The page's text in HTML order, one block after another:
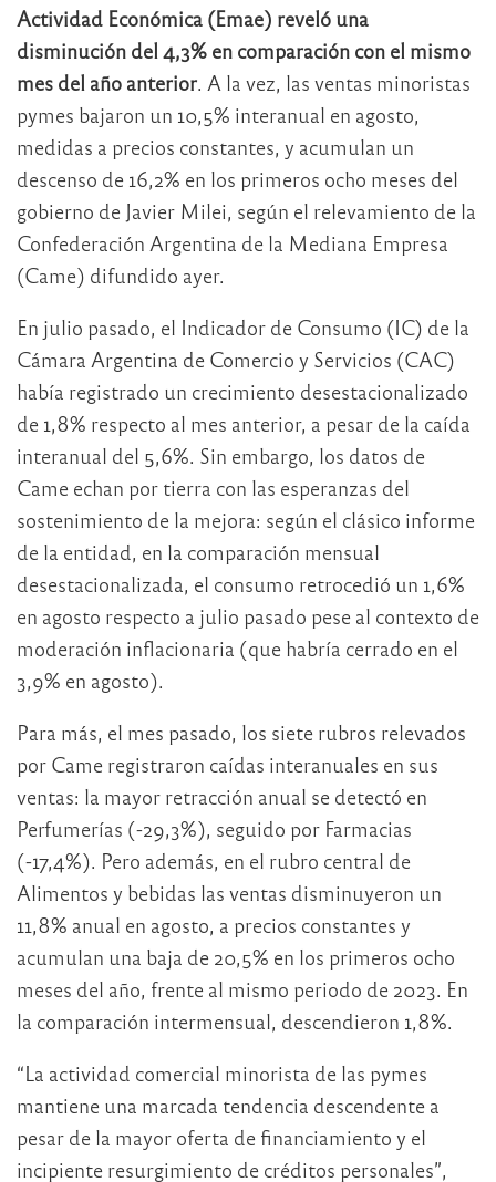
Actividad Económica (Emae) reveló una
disminución del 4,3% en comparación con el mismo
mes del año anterior. A la vez, las ventas minoristas
pymes bajaron un 10,5% interanual en agosto,
medidas a precios constantes, y acumulan un
descenso de 16,2% en los primeros ocho meses del
gobierno de Javier Milei, según el relevamiento de la
Confederación Argentina de la Mediana Empresa
(Came) difundido ayer.
En julio pasado, el Indicador de Consumo (IC) de la
Cámara Argentina de Comercio y Servicios (CAC)
había registrado un crecimiento desestacionalizado
de 1,8% respecto al mes anterior, a pesar de la caída
interanual del 5,6%. Sin embargo, los datos de
Came echan por tierra con las esperanzas del
sostenimiento de la mejora: según el clásico informe
de la entidad, en la comparación mensual
desestacionalizada, el consumo retrocedió un 1,6%
en agosto respecto a julio pasado pese al contexto de
moderación inflacionaria (que habría cerrado en el
3,9% en agosto).
Para más, el mes pasado, los siete rubros relevados
por Came registraron caídas interanuales en sus
ventas: la mayor retracción anual se detectó en
Perfumerías (-29,3%), seguido por Farmacias
(-17,4%). Pero además, en el rubro central de
Alimentos y bebidas las ventas disminuyeron un
11,8% anual en agosto, a precios constantes y
acumulan una baja de 20,5% en los primeros ocho
meses del año, frente al mismo periodo de 2023. En
la comparación intermensual, descendieron 1,8%.
“La actividad comercial minorista de las pymes
mantiene una marcada tendencia descendente a
pesar de la mayor oferta de financiamiento y el
incipiente resurgimiento de créditos personales”,